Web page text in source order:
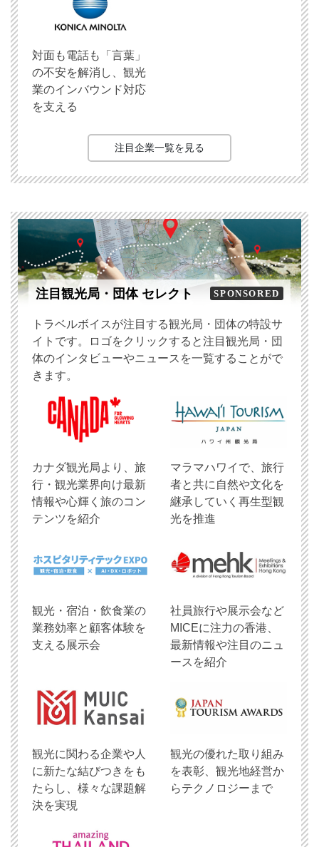
対面も電話も「言葉」
の不安を解消し、観光
業のインバウンド対応
を支える
注目企業一覧を見る
注目観光局・団体 セレクト SPONSORED
トラベルボイスが注目する観光局・団体の特設サ
イトです。ロゴをクリックすると注目観光局・団
体のインタビューやニュースを一覧することがで
きます。
​カナダ観光局より、旅
行・観光業界向け最新
情報や心輝く旅のコン
テンツを紹介
マラマハワイで、旅行
者と共に自然や文化を
継承していく再生型観
光を推進
観光・宿泊・飲食業の
業務効率と顧客体験を
支える展示会
社員旅行や展示会など
MICEに注力の香港、
最新情報や注目のニュ
ースを紹介
観光に関わる企業や人
に新たな結びつきをも
たらし、様々な課題解
決を実現
観光の優れた取り組み
を表彰、観光地経営か
らテクノロジーまで